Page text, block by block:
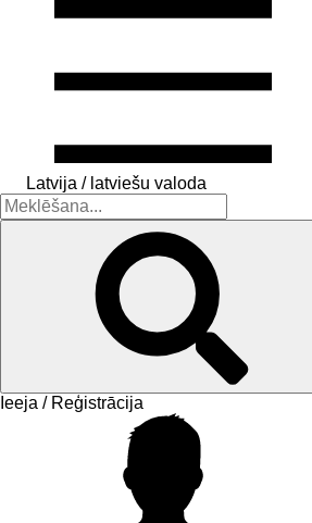
Latvija / latviešu valoda
Ieeja / Reģistrācija